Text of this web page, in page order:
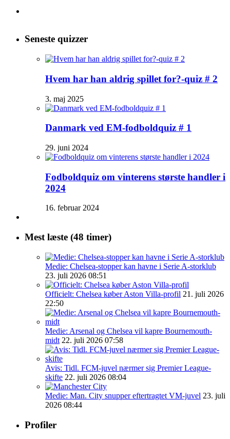
Seneste quizzer
Hvem har han aldrig spillet for?-quiz # 2
3. maj 2025
Danmark ved EM-fodboldquiz # 1
29. juni 2024
Fodboldquiz om vinterens største handler i
2024
16. februar 2024
Mest læste (48 timer)
Medie: Chelsea-stopper kan havne i Serie A-storklub
23. juli 2026 08:51
Officielt: Chelsea køber Aston Villa-profil 21. juli 2026
22:50
Medie: Arsenal og Chelsea vil kapre Bournemouth-
midt 22. juli 2026 07:58
Avis: Tidl. FCM-juvel nærmer sig Premier League-
skifte 22. juli 2026 08:04
Medie: Man. City snupper eftertragtet VM-juvel 23. juli
2026 08:44
Profiler